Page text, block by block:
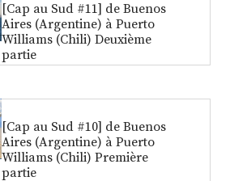
[Cap au Sud #11] de Buenos
Aires (Argentine) à Puerto
Williams (Chili) Deuxième
partie
[Cap au Sud #10] de Buenos
Aires (Argentine) à Puerto
Williams (Chili) Première
partie